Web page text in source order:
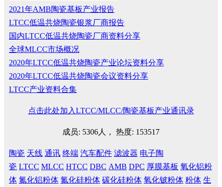
2021年AMB陶瓷基板产业报告
LTCC低温共烧陶瓷银浆厂商报告
国内LTCC低温共烧陶瓷厂商资料分享
全球MLCC市场概况
2020年LTCC低温共烧陶瓷产业论坛资料分享
2020年LTCC低温共烧陶瓷会议资料分享
LTCC产业资料合集
点击此处加入LTCC/MLCC/陶瓷基板产业通讯录
成员: 5306人， 热度: 153517
陶瓷 天线 通讯 终端 汽车配件 滤波器 电子陶
瓷 LTCC MLCC HTCC DBC AMB DPC 厚膜基板 氧化铝粉
体 氮化铝粉体 氮化硅粉体 碳化硅粉体 氧化铍粉体 粉体 生